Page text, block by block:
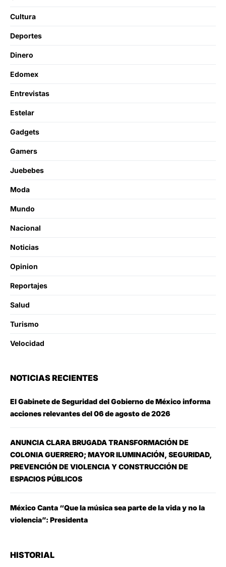
Cultura
Deportes
Dinero
Edomex
Entrevistas
Estelar
Gadgets
Gamers
Juebebes
Moda
Mundo
Nacional
Noticias
Opinion
Reportajes
Salud
Turismo
Velocidad
NOTICIAS RECIENTES
El Gabinete de Seguridad del Gobierno de México informa
acciones relevantes del 06 de agosto de 2026
ANUNCIA CLARA BRUGADA TRANSFORMACIÓN DE
COLONIA GUERRERO; MAYOR ILUMINACIÓN, SEGURIDAD,
PREVENCIÓN DE VIOLENCIA Y CONSTRUCCIÓN DE
ESPACIOS PÚBLICOS
México Canta “Que la música sea parte de la vida y no la
violencia”: Presidenta
HISTORIAL